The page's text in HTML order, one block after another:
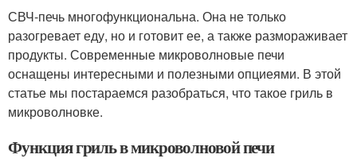
СВЧ-печь многофункциональна. Она не только
разогревает еду, но и готовит ее, а также размораживает
продукты. Современные микроволновые печи
оснащены интересными и полезными опциеями. В этой
статье мы постараемся разобраться, что такое гриль в
микроволновке.
Функция гриль в микроволновой печи